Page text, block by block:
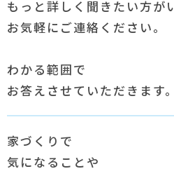
もっと詳しく聞きたい方が
お気軽にご連絡ください。
わかる範囲で
お答えさせていただきます。
家づくりで
気になることや